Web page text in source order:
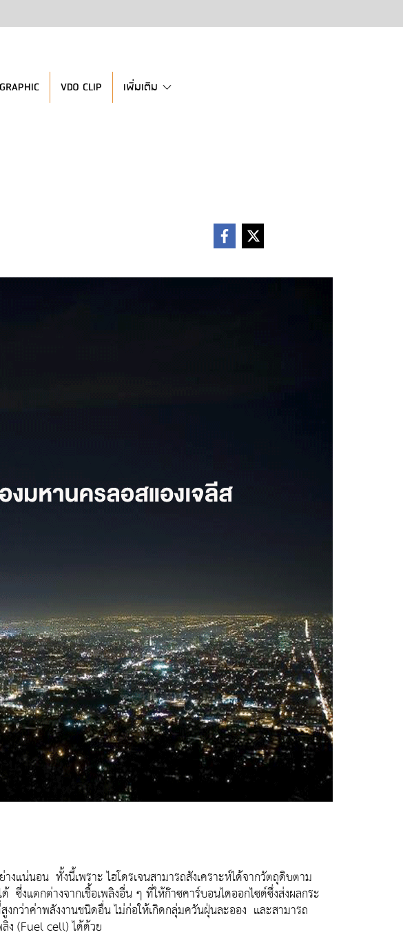
VDO CLIP เพิ่มเติม
งแน่นอน ทั้งนี้เพราะ ไฮโดรเจนสามารถสังเคราะห์ได้จากวัตถุดิบตาม
ซึ่งแตกต่างจากเชื้อเพลิงอื่น ๆ ที่ให้ก๊าซคาร์บอนไดออกไซด์ซึ่งส่งผลกระ
กว่าค่าพลังงานชนิดอื่น ไม่ก่อให้เกิดกลุ่มควันฝุ่นละออง และสามารถ
ลิง (Fuel cell) ได้ด้วย